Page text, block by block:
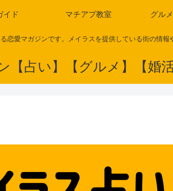
恋愛マガジンです。メイラスを提供している街の情報
イド マチアプ教室 グル